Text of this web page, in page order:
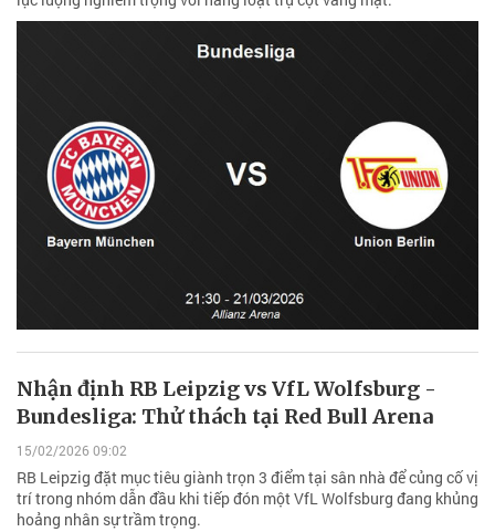
Nhận định RB Leipzig vs VfL Wolfsburg -
Bundesliga: Thử thách tại Red Bull Arena
15/02/2026 09:02
RB Leipzig đặt mục tiêu giành trọn 3 điểm tại sân nhà để củng cố vị
trí trong nhóm dẫn đầu khi tiếp đón một VfL Wolfsburg đang khủng
hoảng nhân sự trầm trọng.